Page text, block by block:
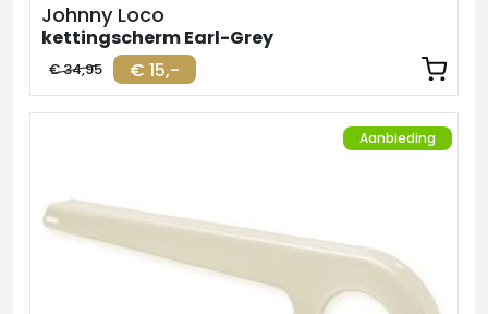
Johnny Loco
kettingscherm Earl-Grey
€ 15,-
€ 34,95
Aanbieding